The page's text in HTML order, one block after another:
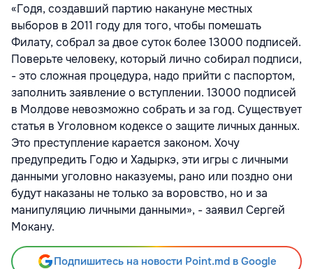
«Годя, создавший партию накануне местных
выборов в 2011 году для того, чтобы помешать
Филату, собрал за двое суток более 13000 подписей.
Поверьте человеку, который лично собирал подписи,
- это сложная процедура, надо прийти с паспортом,
заполнить заявление о вступлении. 13000 подписей
в Молдове невозможно собрать и за год. Существует
статья в Уголовном кодексе о защите личных данных.
Это преступление карается законом. Хочу
предупредить Годю и Хадыркэ, эти игры с личными
данными уголовно наказуемы, рано или поздно они
будут наказаны не только за воровство, но и за
манипуляцию личными данными», - заявил Сергей
Мокану.
Подпишитесь на новости Point.md в Google